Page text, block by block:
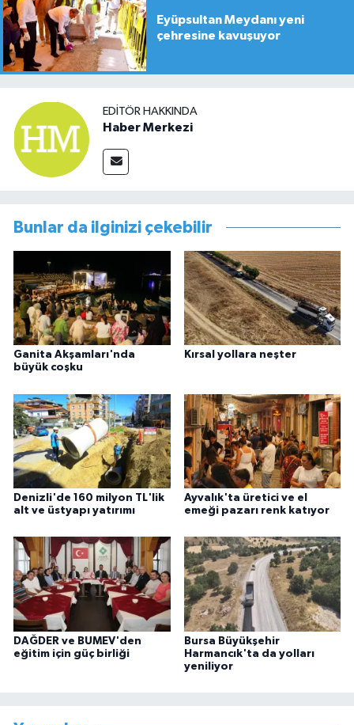
Eyüpsultan Meydanı yeni
çehresine kavuşuyor
EDITÖR HAKKINDA
Haber Merkezi
Bunlar da ilginizi çekebilir
Ganita Akşamları'nda
büyük coşku
Kırsal yollara neşter
Denizli'de 160 milyon TL'lik
alt ve üstyapı yatırımı
Ayvalık'ta üretici ve el
emeği pazarı renk katıyor
DAĞDER ve BUMEV'den
eğitim için güç birliği
Bursa Büyükşehir
Harmancık'ta da yolları
yeniliyor